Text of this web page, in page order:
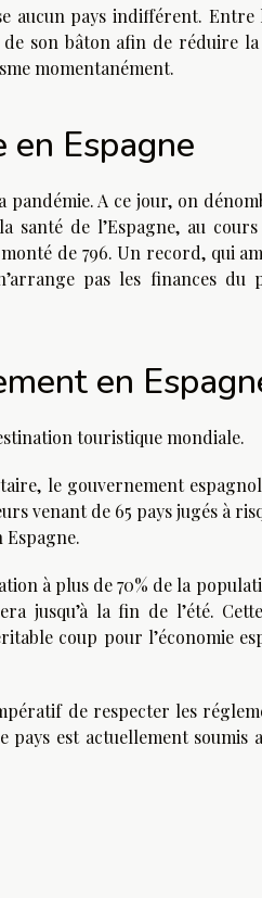
aucun pays indifférent. Entre
son bâton afin de réduire
momentanément.
Espagne
A ce jour, on
santé de l’Espagne, au
de 796. Un record, qui
pas les finances du
en
touristique mondiale.
le gouvernement
venant de 65 pays jugés à
à plus de 70% de la
jusqu’à la fin de l’été.
coup pour l’économie
de respecter les
est actuellement soumis